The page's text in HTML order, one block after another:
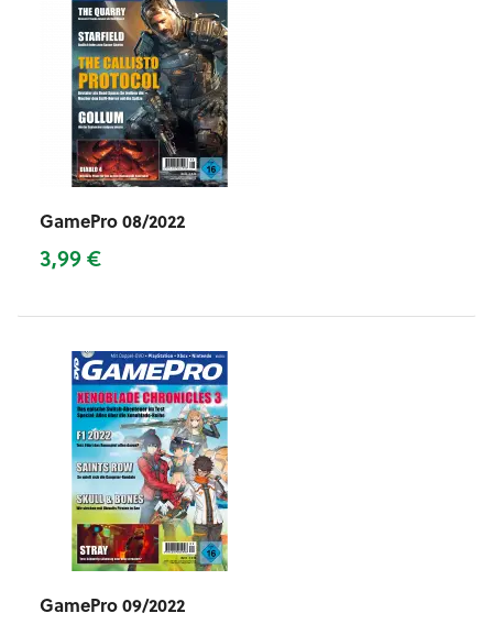
GamePro 08/2022
3,99 €
GamePro 09/2022